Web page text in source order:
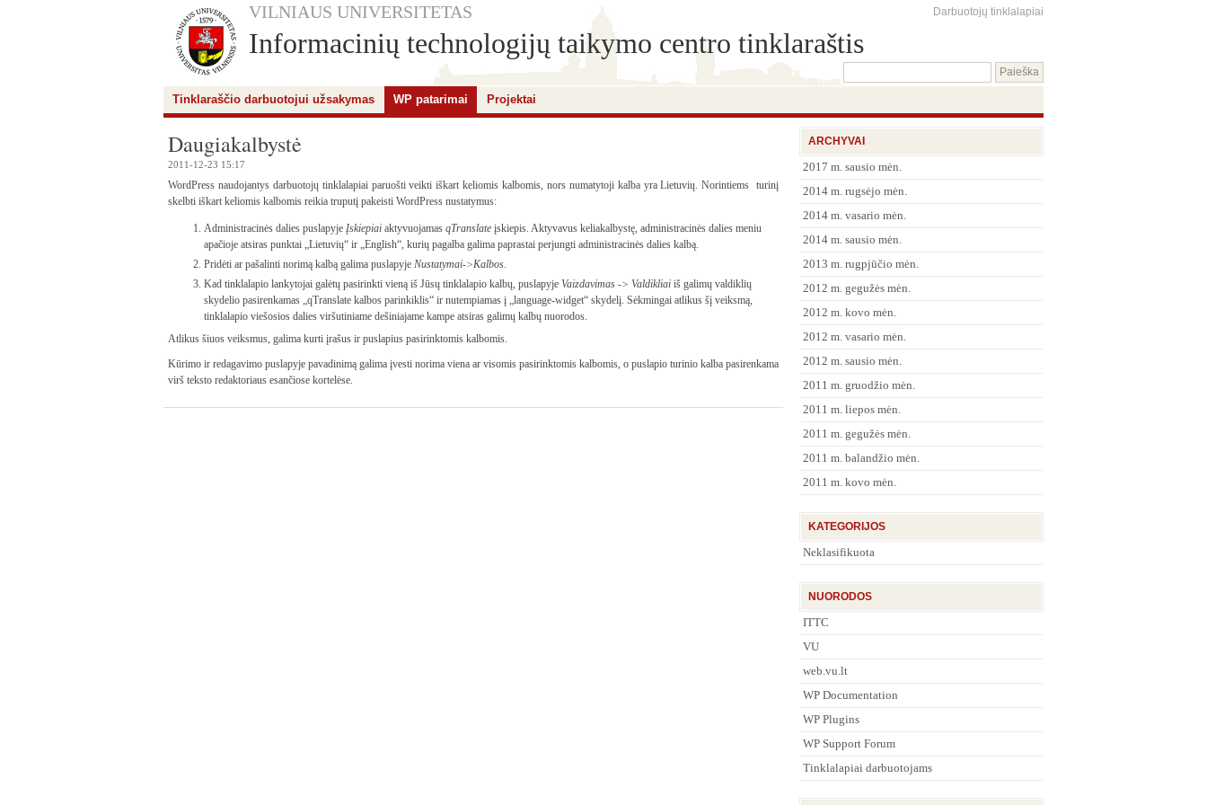
VILNIAUS UNIVERSITETAS Darbuotojų tinklalapiai
Informacinių technologijų taikymo centro tinklaraštis
Tinklaraščio darbuotojui užsakymas WP patarimai Projektai
Daugiakalbystė
2011-12-23 15:17
WordPress naudojantys darbuotojų tinklalapiai paruošti veikti iškart keliomis kalbomis, nors numatytoji kalba yra Lietuvių. Norintiems turinį
skelbti iškart keliomis kalbomis reikia truputį pakeisti WordPress nustatymus:
Administracinės dalies puslapyje Įskiepiai aktyvuojamas qTranslate įskiepis. Aktyvavus keliakalbystę, administracinės dalies meniu
apačioje atsiras punktai „Lietuvių“ ir „English“, kurių pagalba galima paprastai perjungti administracinės dalies kalbą.
Pridėti ar pašalinti norimą kalbą galima puslapyje Nustatymai->Kalbos.
Kad tinklalapio lankytojai galėtų pasirinkti vieną iš Jūsų tinklalapio kalbų, puslapyje Vaizdavimas -> Valdikliai iš galimų valdiklių
skydelio pasirenkamas „qTranslate kalbos parinkiklis“ ir nutempiamas į „language-widget“ skydelį. Sėkmingai atlikus šį veiksmą,
tinklalapio viešosios dalies viršutiniame dešiniajame kampe atsiras galimų kalbų nuorodos.
Atlikus šiuos veiksmus, galima kurti įrašus ir puslapius pasirinktomis kalbomis.
Kūrimo ir redagavimo puslapyje pavadinimą galima įvesti norima viena ar visomis pasirinktomis kalbomis, o puslapio turinio kalba pasirenkama
virš teksto redaktoriaus esančiose kortelėse.
ARCHYVAI
2017 m. sausio mėn.
2014 m. rugsėjo mėn.
2014 m. vasario mėn.
2014 m. sausio mėn.
2013 m. rugpjūčio mėn.
2012 m. gegužės mėn.
2012 m. kovo mėn.
2012 m. vasario mėn.
2012 m. sausio mėn.
2011 m. gruodžio mėn.
2011 m. liepos mėn.
2011 m. gegužės mėn.
2011 m. balandžio mėn.
2011 m. kovo mėn.
KATEGORIJOS
Neklasifikuota
NUORODOS
ITTC
VU
web.vu.lt
WP Documentation
WP Plugins
WP Support Forum
Tinklalapiai darbuotojams